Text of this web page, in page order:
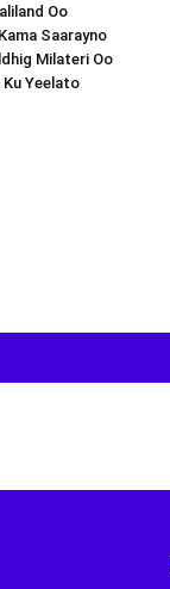
Oo
Saarayno
Milateri Oo
Yeelato